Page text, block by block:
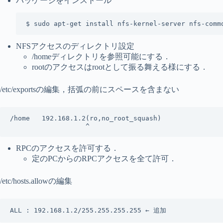
$ sudo apt-get install nfs-kernel-server nfs-
NFSアクセスのディレクトリ設定
/homeディレクトリを参照可能にする．
rootのアクセスはrootとして振る舞える様にする．
/etc/exportsの編集，括弧の前にスペースを含まない
/home   192.168.1.2(ro,no_root_squash)
                   ^
RPCのアクセスを許可する．
定のPCからのRPCアクセスを全て許可．
/etc/hosts.allowの編集
ALL : 192.168.1.2/255.255.255.255 ← 追加